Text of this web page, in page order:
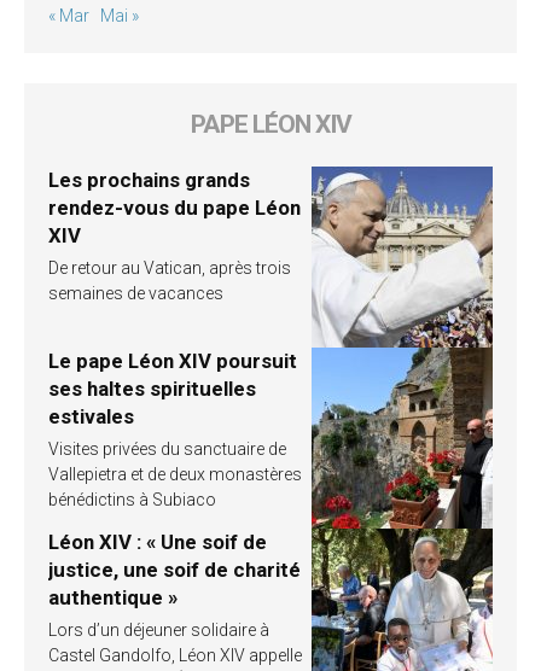
« Mar Mai »
PAPE LÉON XIV
Les prochains grands
rendez-vous du pape Léon
XIV
De retour au Vatican, après trois
semaines de vacances
Le pape Léon XIV poursuit
ses haltes spirituelles
estivales
Visites privées du sanctuaire de
Vallepietra et de deux monastères
bénédictins à Subiaco
Léon XIV : « Une soif de
justice, une soif de charité
authentique »
Lors d’un déjeuner solidaire à
Castel Gandolfo, Léon XIV appelle